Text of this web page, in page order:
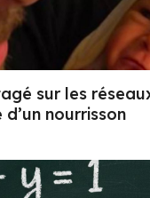
sur les
nourrisson